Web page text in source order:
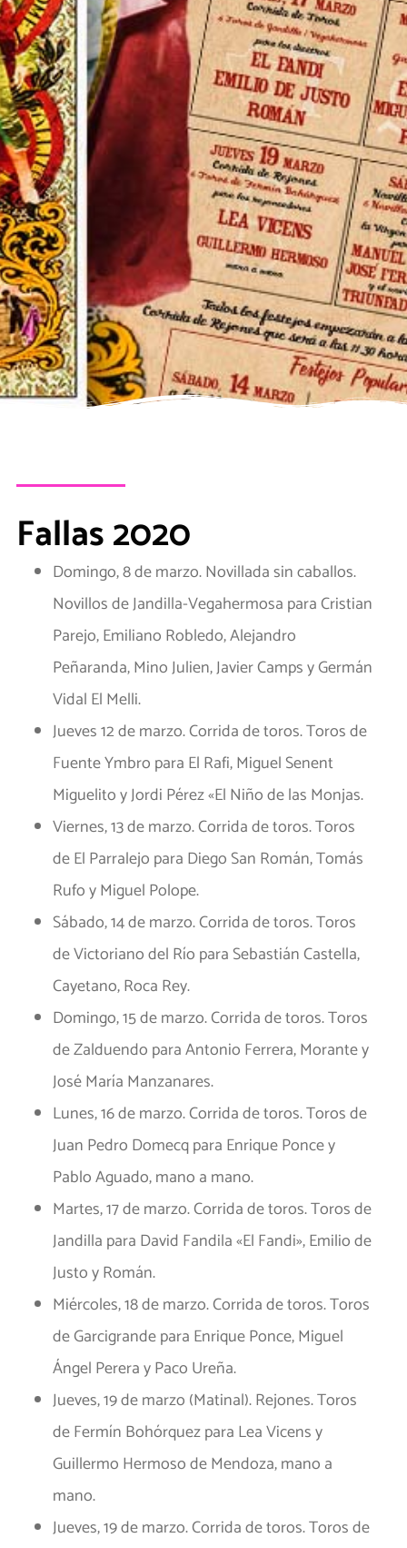
Fallas 2020
Domingo, 8 de marzo. Novillada sin caballos.
Novillos de Jandilla-Vegahermosa para Cristian
Parejo, Emiliano Robledo, Alejandro
Peñaranda, Mino Julien, Javier Camps y Germán
Vidal El Melli.
Jueves 12 de marzo. Corrida de toros. Toros de
Fuente Ymbro para El Rafi, Miguel Senent
Miguelito y Jordi Pérez «El Niño de las Monjas.
Viernes, 13 de marzo. Corrida de toros. Toros
de El Parralejo para Diego San Román, Tomás
Rufo y Miguel Polope.
Sábado, 14 de marzo. Corrida de toros. Toros
de Victoriano del Río para Sebastián Castella,
Cayetano, Roca Rey.
Domingo, 15 de marzo. Corrida de toros. Toros
de Zalduendo para Antonio Ferrera, Morante y
José María Manzanares.
Lunes, 16 de marzo. Corrida de toros. Toros de
Juan Pedro Domecq para Enrique Ponce y
Pablo Aguado, mano a mano.
Martes, 17 de marzo. Corrida de toros. Toros de
Jandilla para David Fandila «El Fandi», Emilio de
Justo y Román.
Miércoles, 18 de marzo. Corrida de toros. Toros
de Garcigrande para Enrique Ponce, Miguel
Ángel Perera y Paco Ureña.
Jueves, 19 de marzo (Matinal). Rejones. Toros
de Fermín Bohórquez para Lea Vicens y
Guillermo Hermoso de Mendoza, mano a
mano.
Jueves, 19 de marzo. Corrida de toros. Toros de